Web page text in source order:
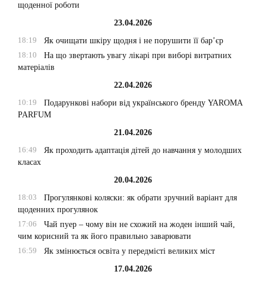
щоденної роботи
23.04.2026
18:19
Як очищати шкіру щодня і не порушити її бар’єр
18:10
На що звертають увагу лікарі при виборі витратних
матеріалів
22.04.2026
10:19
Подарункові набори від українського бренду YAROMA
PARFUM
21.04.2026
16:49
Як проходить адаптація дітей до навчання у молодших
класах
20.04.2026
18:03
Прогулянкові коляски: як обрати зручний варіант для
щоденних прогулянок
17:06
Чай пуер – чому він не схожий на жоден інший чай,
чим корисний та як його правильно заварювати
16:59
Як змінюється освіта у передмісті великих міст
17.04.2026